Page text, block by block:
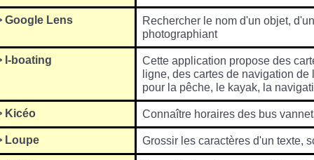
Google Lens
Rechercher le nom d'un objet,
photographiant
I-boating
Cette application propose des
ligne, des cartes de navigation de
pour la pêche, le kayak, la
Kicéo Connaître horaires des bus
Loupe Grossir les caractères d'un texte,